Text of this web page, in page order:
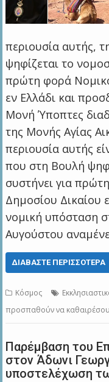
περιουσία αυτής,
ψηφίζεται το
πρώτη φορά
εν Ελλάδι και
Μονή Ύποπτες
της Μονής Αγίας
περιουσία αυτής
που στη Βουλή
συστήνει για
Δημοσίου Δικαίου
νομική υπόσταση
Αυγούστου
ΔΙΑΒΆΣΤΕ ΠΕΡΙΣΣΌΤΕΡΑ
Κόσμος
προσπαθούν να
Παρέμβαση του
στον Άδωνι
υποστελέχωση